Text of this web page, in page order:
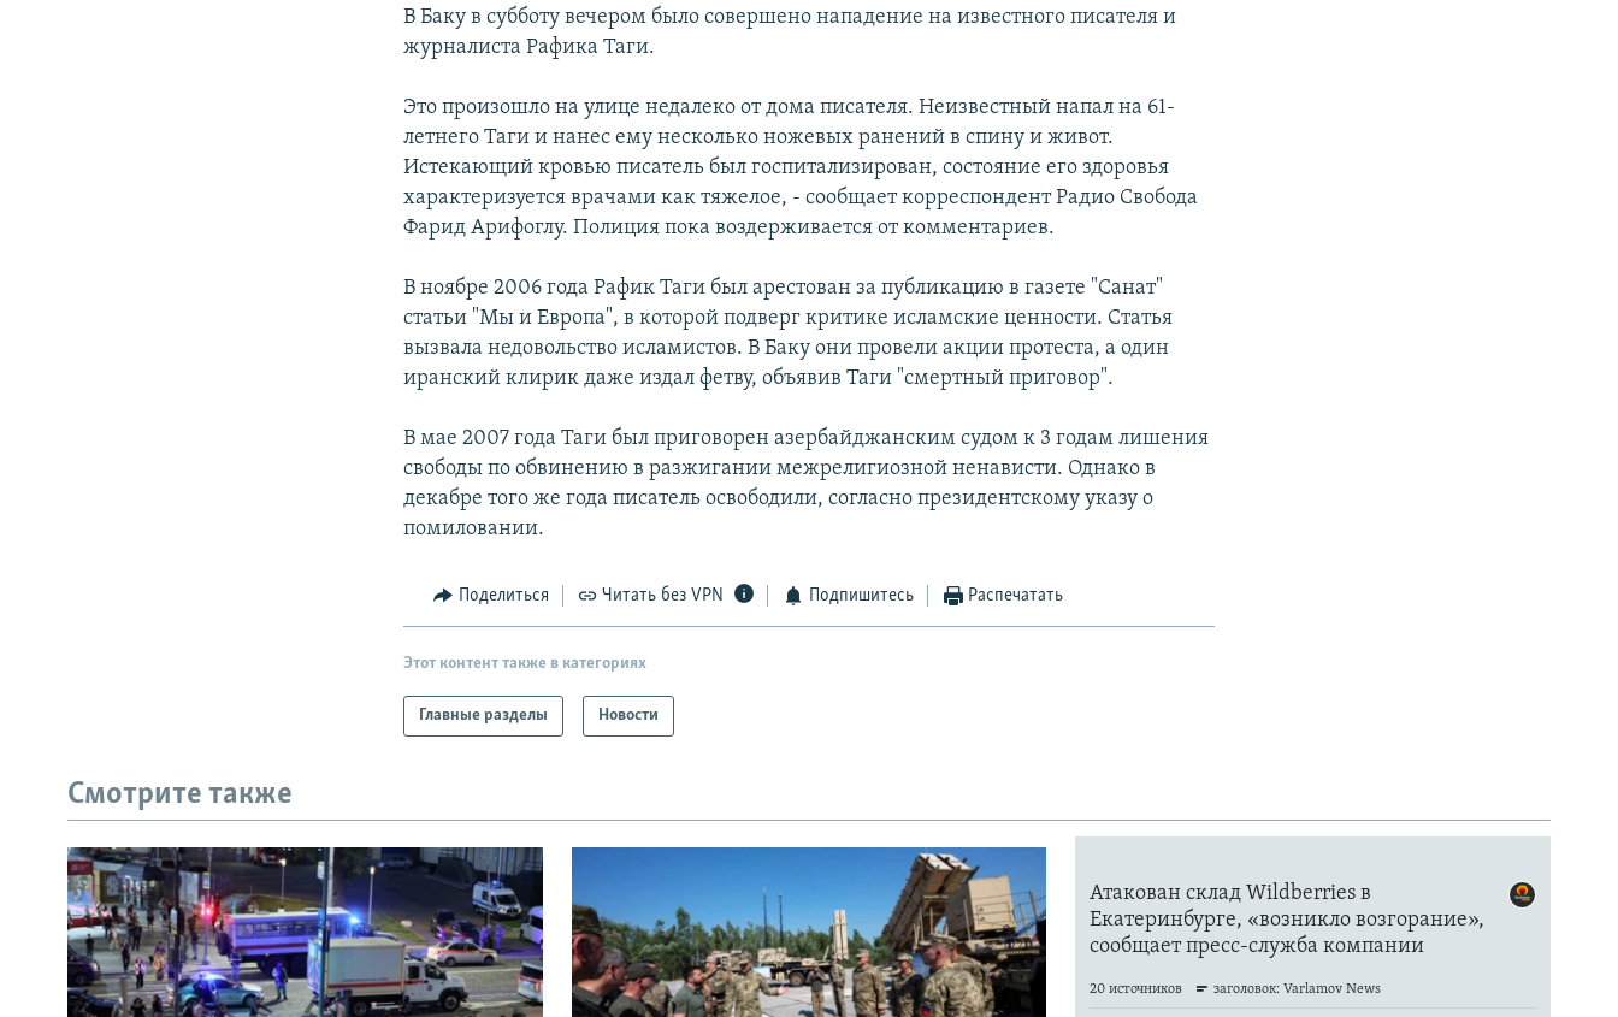
В Баку в субботу вечером было совершено нападение на известного писателя и
журналиста Рафика Таги.
Это произошло на улице недалеко от дома писателя. Неизвестный напал на 61-
летнего Таги и нанес ему несколько ножевых ранений в спину и живот.
Истекающий кровью писатель был госпитализирован, состояние его здоровья
характеризуется врачами как тяжелое, - сообщает корреспондент Радио Свобода
Фарид Арифоглу. Полиция пока воздерживается от комментариев.
В ноябре 2006 года Рафик Таги был арестован за публикацию в газете "Санат"
статьи "Мы и Европа", в которой подверг критике исламские ценности. Статья
вызвала недовольство исламистов. В Баку они провели акции протеста, а один
иранский клирик даже издал фетву, объявив Таги "смертный приговор".
В мае 2007 года Таги был приговорен азербайджанским судом к 3 годам лишения
свободы по обвинению в разжигании межрелигиозной ненависти. Однако в
декабре того же года писатель освободили, согласно президентскому указу о
помиловании.
Поделиться Читать без VPN Подпишитесь Распечатать
Этот контент также в категориях
Главные разделы Новости
Смотрите также